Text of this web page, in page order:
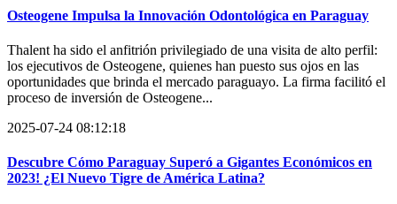
Osteogene Impulsa la Innovación Odontológica en Paraguay
Thalent ha sido el anfitrión privilegiado de una visita de alto perfil:
los ejecutivos de Osteogene, quienes han puesto sus ojos en las
oportunidades que brinda el mercado paraguayo. La firma facilitó el
proceso de inversión de Osteogene...
2025-07-24 08:12:18
Descubre Cómo Paraguay Superó a Gigantes Económicos en
2023! ¿El Nuevo Tigre de América Latina?